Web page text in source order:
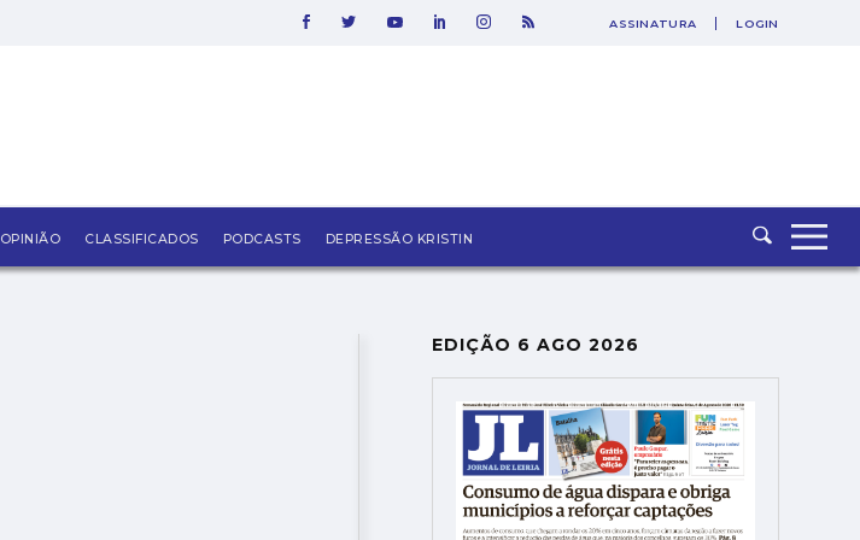
SAIR
ASSINATURA LOGIN
OPINIÃO CLASSIFICADOS PODCASTS DEPRESSÃO KRISTIN
EDIÇÃO 6 AGO 2026